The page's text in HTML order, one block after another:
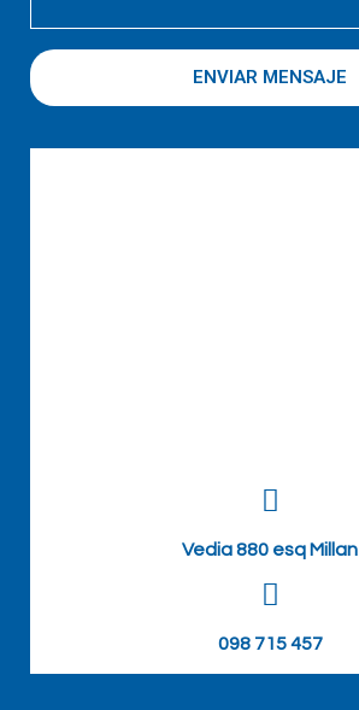
ENVIAR MENSAJE
Vedia 880 esq Millan
098 715 457